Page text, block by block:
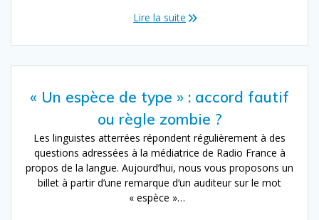
Lire la suite
« Un espèce de type » : accord fautif
ou règle zombie ?
Les linguistes atterrées répondent régulièrement à des
questions adressées à la médiatrice de Radio France à
propos de la langue. Aujourd’hui, nous vous proposons un
billet à partir d’une remarque d’un auditeur sur le mot
« espèce »…